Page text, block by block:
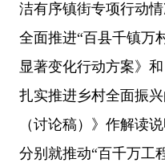
洁有序镇街专项行动
全面推进“百县千镇万
显著变化行动方案》
扎实推进乡村全面振
（讨论稿）》作解读
分别就推动“百千万工